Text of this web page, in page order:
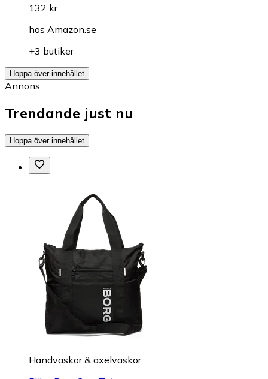
132 kr
hos Amazon.se
+3 butiker
Hoppa över innehållet
Annons
Trendande just nu
Hoppa över innehållet
Handväskor & axelväskor